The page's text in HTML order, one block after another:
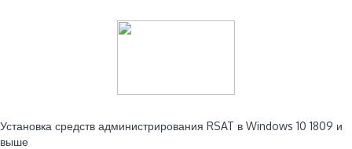
Установка средств администрирования RSAT в Windows 10 1809 и
выше